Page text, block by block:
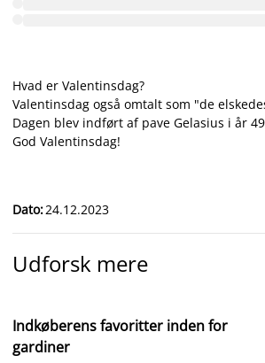
Hvad er Valentinsdag?
Valentinsdag også omtalt som "de
Dagen blev indført af pave Gelasius i år
God Valentinsdag!
Dato:24.12.2023
Udforsk mere
Indkøberens favoritter inden for
gardiner